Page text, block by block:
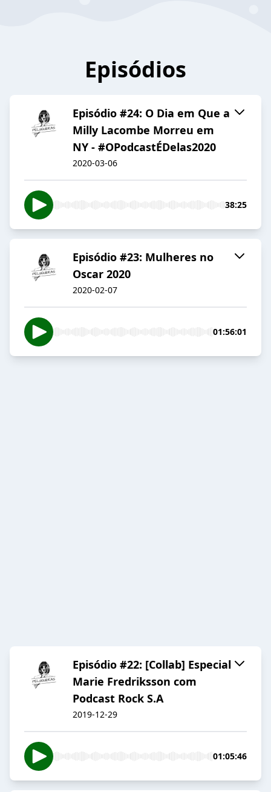
Episódios
Episódio #24: O Dia em Que a
Milly Lacombe Morreu em
NY - #OPodcastÉDelas2020
2020-03-06
38:25
Episódio #23: Mulheres no
Oscar 2020
2020-02-07
01:56:01
Episódio #22: [Collab] Especial
Marie Fredriksson com
Podcast Rock S.A
2019-12-29
01:05:46